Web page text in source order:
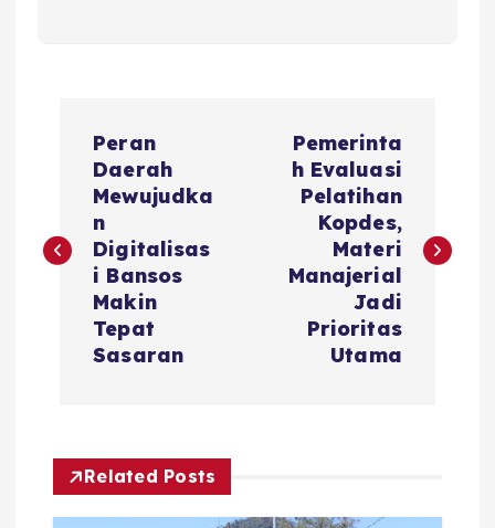
s
v
Peran
Daerah
Mewujudka
n
Digitalisas
i Bansos
Makin
Tepat
Sasaran
Pemerinta
h Evaluasi
Pelatihan
Kopdes,
Materi
Manajerial
Jadi
Prioritas
Utama
Related Posts